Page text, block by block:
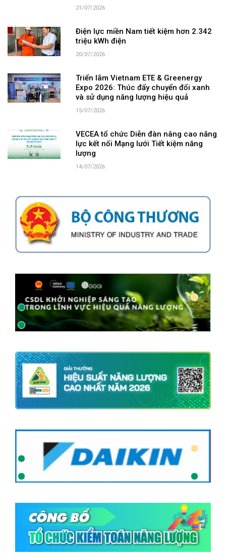
21/07/2026
Điện lực miền Nam tiết kiệm hơn 2.342
triệu kWh điện
20/07/2026
Triển lãm Vietnam ETE & Greenergy
Expo 2026: Thúc đẩy chuyển đổi xanh
và sử dụng năng lượng hiệu quả
15/07/2026
VECEA tổ chức Diễn đàn nâng cao năng
lực kết nối Mạng lưới Tiết kiệm năng
lượng
14/07/2026